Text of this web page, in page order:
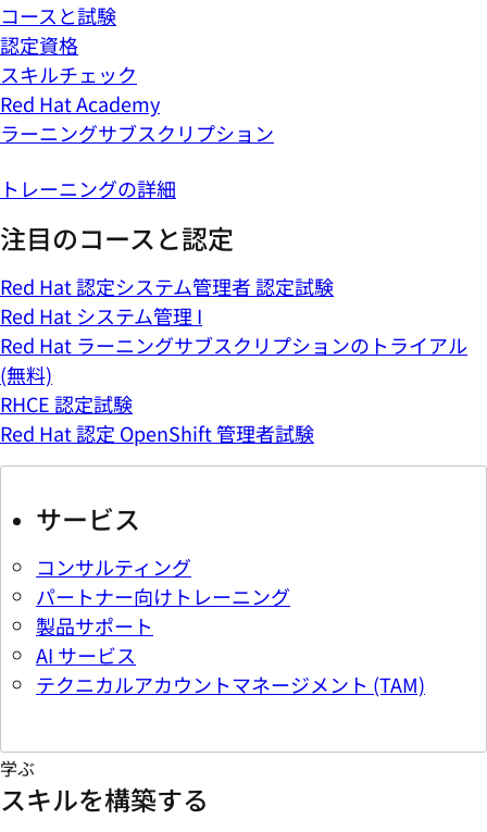
コースと試験
認定資格
スキルチェック
Red Hat Academy
ラーニングサブスクリプション
トレーニングの詳細
注目のコースと認定
Red Hat 認定システム管理者 認定試験
Red Hat システム管理 I
Red Hat ラーニングサブスクリプションのトライアル
(無料)
RHCE 認定試験
Red Hat 認定 OpenShift 管理者試験
サービス
コンサルティング
パートナー向けトレーニング
製品サポート
AI サービス
テクニカルアカウントマネージメント (TAM)
学ぶ
スキルを構築する